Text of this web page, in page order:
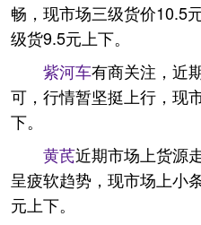
畅，现市场三级货价10.5
级货9.5元上下。
紫河车有商关注，近
可，行情暂坚挺上行，现
下。
黄芪近期市场上货源
呈疲软趋势，现市场上小
元上下。